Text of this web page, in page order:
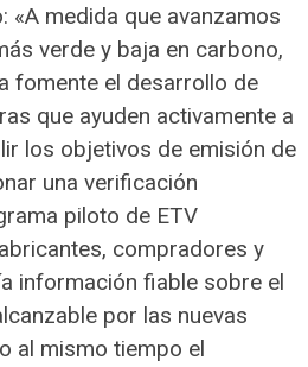
«A medida que avanzamos
verde y baja en carbono,
fomente el desarrollo de
que ayuden activamente a
los objetivos de emisión de
una verificación
piloto de ETV
compradores y
información fiable sobre el
por las nuevas
al mismo tiempo el